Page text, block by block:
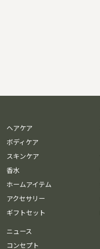
ヘアケア
ボディケア
スキンケア
香水
ホームアイテム
アクセサリー
ギフトセット
ニュース
コンセプト